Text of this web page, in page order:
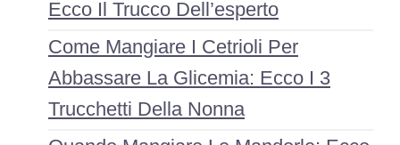
Ecco Il Trucco Dell’esperto
Come Mangiare I Cetrioli Per
Abbassare La Glicemia: Ecco I 3
Trucchetti Della Nonna